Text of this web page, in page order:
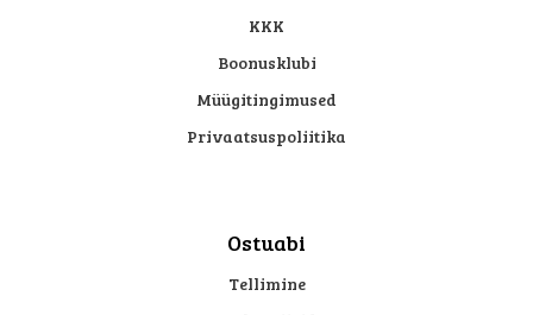
KKK
Boonusklubi
Müügitingimused
Privaatsuspoliitika
Ostuabi
Tellimine